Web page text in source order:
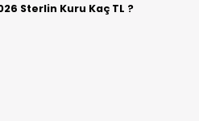
Sterlin Kuru Kaç TL ?